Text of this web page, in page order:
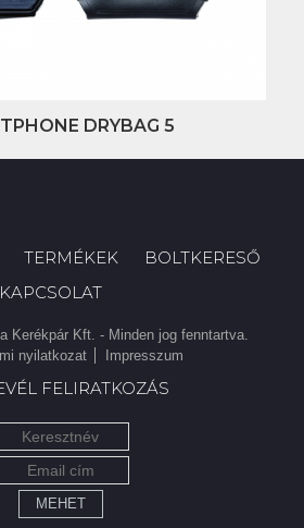
DRYBAG 5
TERMÉKEK
BOLTKERESŐ
KAPCSOLAT
Kerékpár Kft. - Minden jog fenntartva.
nyilatkozat
Impresszum
FELIRATKOZÁS
MEHET